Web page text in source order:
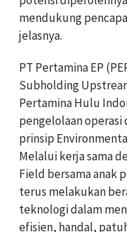
mendukung
jelasnya.
PT Pertamina EP
Subholding
Pertamina Hulu
pengelolaan operasi
prinsip
Melalui kerja sama
Field bersama anak
terus melakukan
teknologi dalam
efisien, handal,